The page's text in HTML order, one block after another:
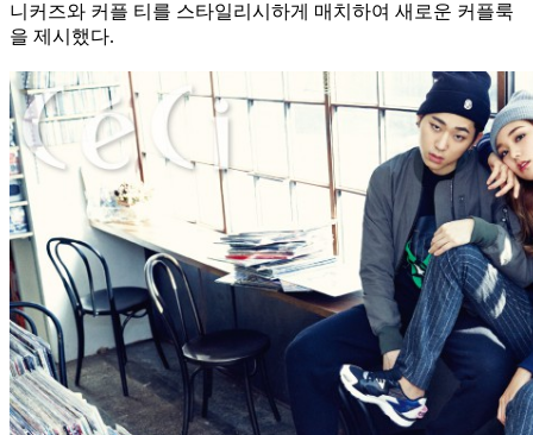
니커즈와 커플 티를 스타일리시하게 매치하여 새로운 커플룩
을 제시했다.